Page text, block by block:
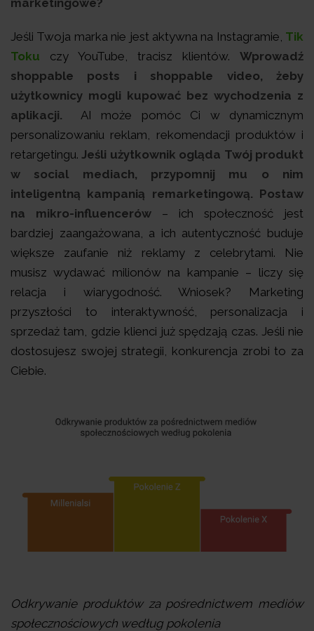
Jeśli Twoja marka nie jest aktywna na Instagramie, Tik
Toku czy YouTube, tracisz klientów. Wprowadź
shoppable posts i shoppable video, żeby
użytkownicy mogli kupować bez wychodzenia z
aplikacji. AI może pomóc Ci w dynamicznym
personalizowaniu reklam, rekomendacji produktów i
retargetingu. Jeśli użytkownik ogląda Twój produkt
w social mediach, przypomnij mu o nim
inteligentną kampanią remarketingową. Postaw
na mikro-influencerów
– ich społeczność jest
bardziej zaangażowana, a ich autentyczność buduje
większe zaufanie niż reklamy z celebrytami. Nie
musisz wydawać milionów na kampanie – liczy się
relacja i wiarygodność. Wniosek? Marketing
przyszłości to interaktywność, personalizacja i
sprzedaż tam, gdzie klienci już spędzają czas. Jeśli nie
dostosujesz swojej strategii, konkurencja zrobi to za
Ciebie.
Odkrywanie produktów za pośrednictwem mediów
społecznościowych według pokolenia